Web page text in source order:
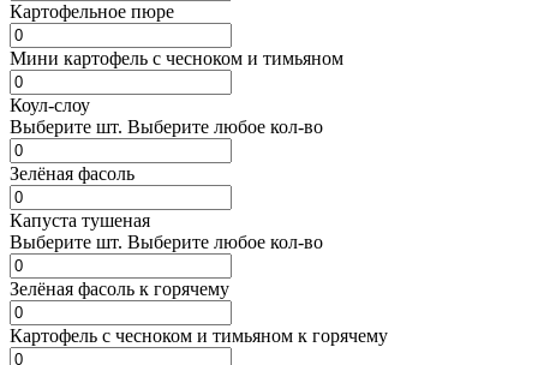
Картофельное пюре
Мини картофель с чесноком и тимьяном
Коул-слоу
Выберите шт. Выберите любое кол-во
Зелёная фасоль
Капуста тушеная
Выберите шт. Выберите любое кол-во
Зелёная фасоль к горячему
Картофель с чесноком и тимьяном к горячему